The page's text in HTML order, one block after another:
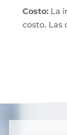
Costo:La
costo. Las